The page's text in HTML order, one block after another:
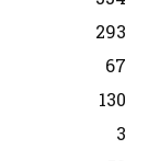
293
67
130
3